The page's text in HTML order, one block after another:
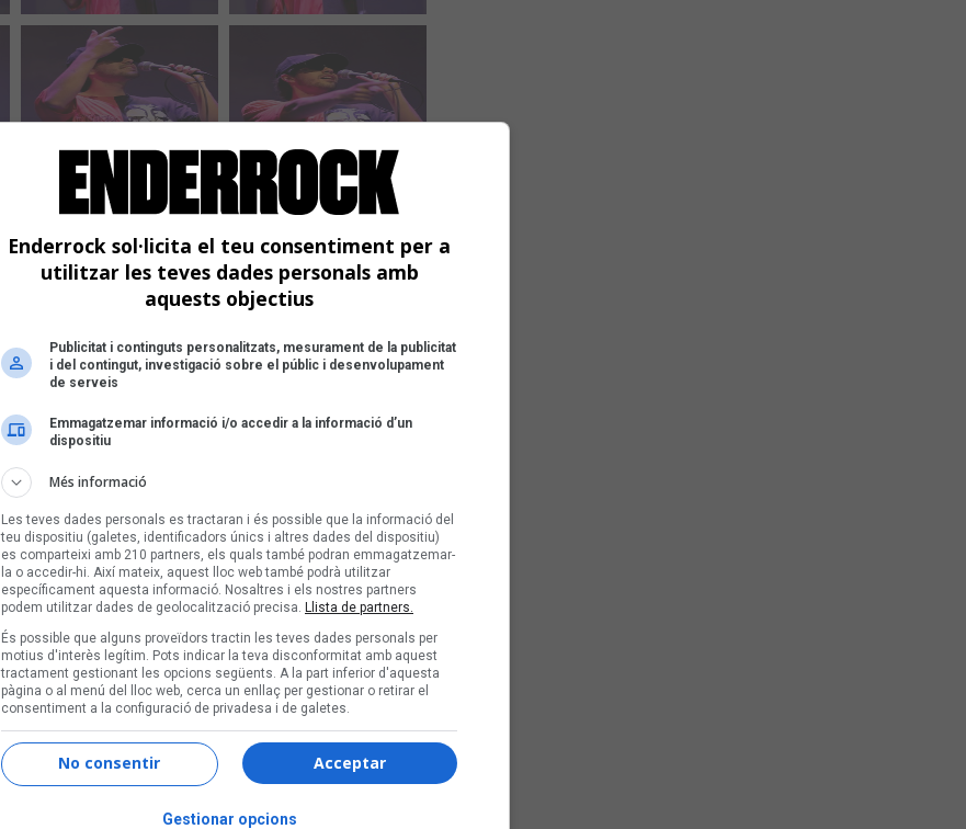
Enderrock sol·licita el teu consentiment per a
utilitzar les teves dades personals amb
aquests objectius
Publicitat i continguts personalitzats, mesurament de la publicitat
i del contingut, investigació sobre el públic i desenvolupament
de serveis
Emmagatzemar informació i/o accedir a la informació d’un
dispositiu
Més informació
Les teves dades personals es tractaran i és possible que la informació del
teu dispositiu (galetes, identificadors únics i altres dades del dispositiu)
es comparteixi amb 210 partners, els quals també podran emmagatzemar-
la o accedir-hi. Així mateix, aquest lloc web també podrà utilitzar
específicament aquesta informació. Nosaltres i els nostres partners
podem utilitzar dades de geolocalització precisa. Llista de partners.
És possible que alguns proveïdors tractin les teves dades personals per
motius d'interès legítim. Pots indicar la teva disconformitat amb aquest
tractament gestionant les opcions següents. A la part inferior d'aquesta
pàgina o al menú del lloc web, cerca un enllaç per gestionar o retirar el
consentiment a la configuració de privadesa i de galetes.
Acceptar
No consentir
Gestionar opcions